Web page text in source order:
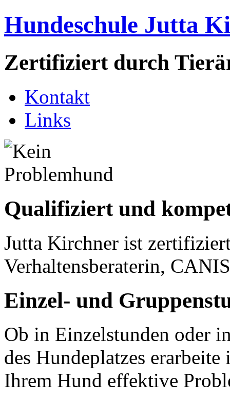
Hundeschule Jutta
Zertifiziert durch
Kontakt
Links
Qualifiziert und
Jutta Kirchner ist
Verhaltensberaterin,
Einzel- und
Ob in Einzelstunden oder
des Hundeplatzes
Ihrem Hund effektive